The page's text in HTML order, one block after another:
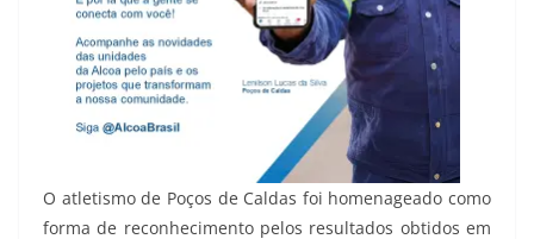
O atletismo de Poços de Caldas foi homenageado como
forma de reconhecimento pelos resultados obtidos em